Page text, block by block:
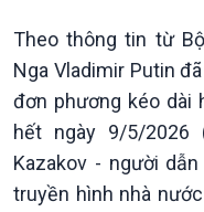
Theo thông tin từ
Nga Vladimir Putin
đơn phương kéo dài
hết ngày 9/5/2026
Kazakov - người
truyền hình nhà